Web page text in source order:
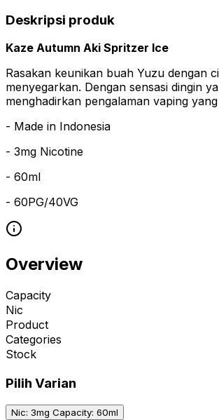
Deskripsi produk
Kaze Autumn Aki Spritzer Ice
Rasakan keunikan buah Yuzu dengan
menyegarkan. Dengan sensasi dingin
menghadirkan pengalaman vaping
- Made in Indonesia
- 3mg Nicotine
- 60ml
- 60PG/40VG
Overview
Capacity
Nic
Product
Categories
Stock
Pilih Varian
Nic: 3mg Capacity: 60ml